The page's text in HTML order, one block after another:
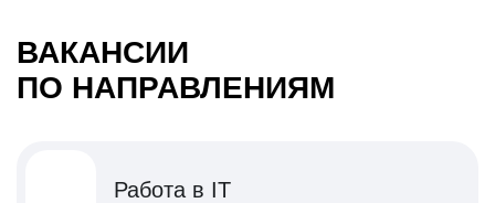
ВАКАНСИИ
ПО НАПРАВЛЕНИЯМ
Работа в IT